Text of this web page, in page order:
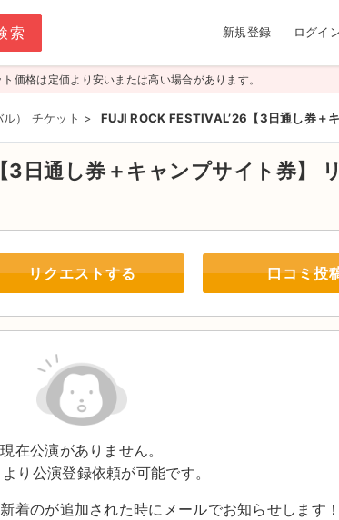
新規登録 ログイ
価格は定価より安いまたは高い場合があります。
） チケット > FUJI ROCK FESTIVAL’26【3日通し券＋キ
3日通し券＋キャンプサイト券】
リクエストする 口コミ投
現在公演がありません。
より公演登録依頼が可能です。
着のが追加された時にメールでお知らせします！